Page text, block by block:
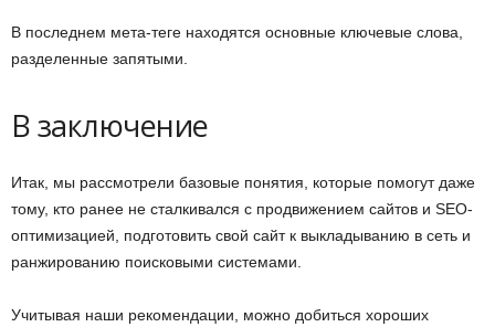
В последнем мета-теге находятся основные ключевые слова,
разделенные запятыми.
В заключение
Итак, мы рассмотрели базовые понятия, которые помогут даже
тому, кто ранее не сталкивался с продвижением сайтов и SEO-
оптимизацией, подготовить свой сайт к выкладыванию в сеть и
ранжированию поисковыми системами.
Учитывая наши рекомендации, можно добиться хороших